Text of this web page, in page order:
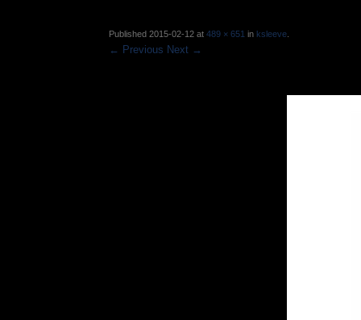
Published 2015-02-12 at 489 × 651 in ksleeve
← Previous Next →